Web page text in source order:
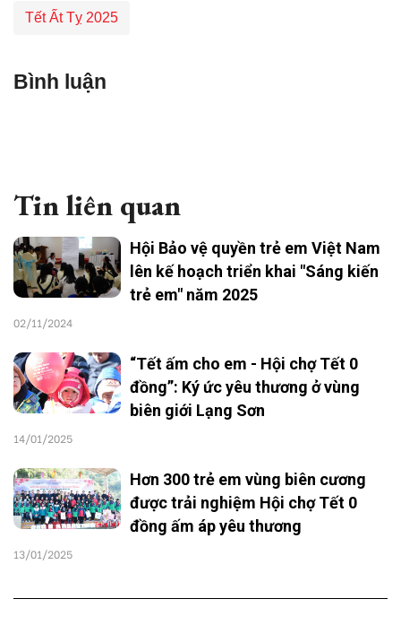
Tết Ất Tỵ 2025
Bình luận
Tin liên quan
Hội Bảo vệ quyền trẻ em Việt Nam
lên kế hoạch triển khai "Sáng kiến
trẻ em" năm 2025
02/11/2024
“Tết ấm cho em - Hội chợ Tết 0
đồng”: Ký ức yêu thương ở vùng
biên giới Lạng Sơn
14/01/2025
Hơn 300 trẻ em vùng biên cương
được trải nghiệm Hội chợ Tết 0
đồng ấm áp yêu thương
13/01/2025